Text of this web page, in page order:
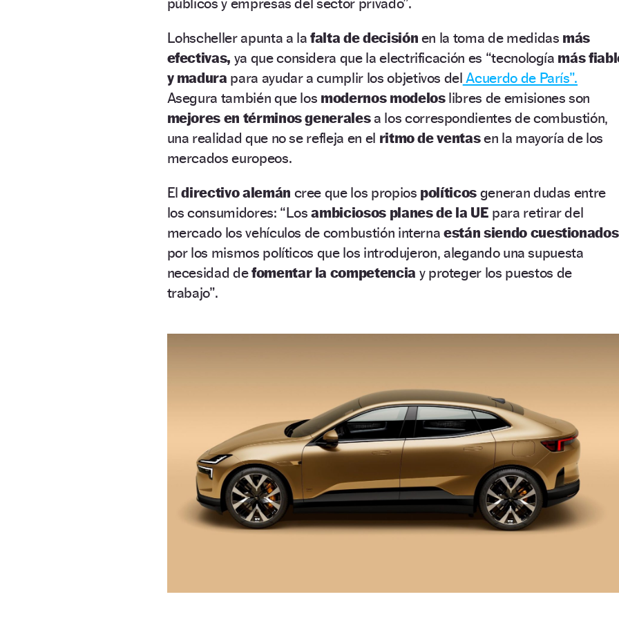
Lohscheller apunta a lafalta de decisión en la toma de medidas más
efectivas, ya que considera que la electrificación es “tecnología más
y madura para ayudar a cumplir los objetivos del Acuerdo de París”.
Asegura también que los modernos modeloslibres de emisiones son
mejores en términos generalesa los correspondientes de combustión,
una realidad que no se refleja en el ritmo de ventasen la mayoría de los
mercados europeos.
Eldirectivo alemán cree que los propios políticos generan dudas entre
los consumidores: “Losambiciosos planes de la UE para retirar del
mercado los vehículos de combustión interna están siendo cuestionados
por los mismos políticos que los introdujeron, alegando una supuesta
necesidad defomentar la competencia y proteger los puestos de
trabajo”.